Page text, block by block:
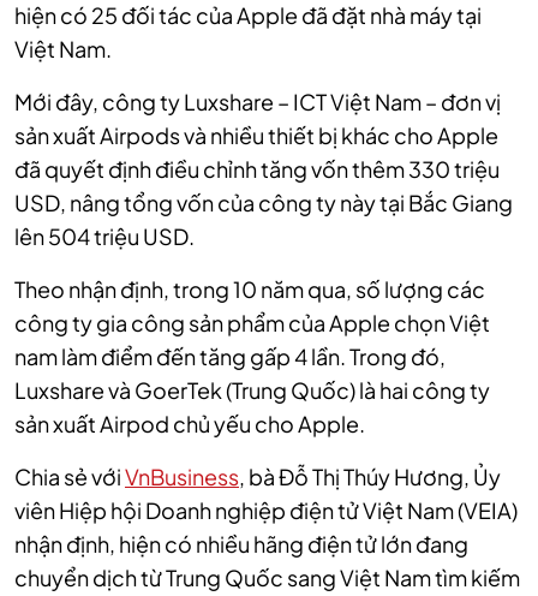
hiện có 25 đối tác của Apple đã đặt nhà máy tại
Việt Nam.
Mới đây, công ty Luxshare – ICT Việt Nam – đơn vị
sản xuất Airpods và nhiều thiết bị khác cho Apple
đã quyết định điều chỉnh tăng vốn thêm 330 triệu
USD, nâng tổng vốn của công ty này tại Bắc Giang
lên 504 triệu USD.
Theo nhận định, trong 10 năm qua, số lượng các
công ty gia công sản phẩm của Apple chọn Việt
nam làm điểm đến tăng gấp 4 lần. Trong đó,
Luxshare và GoerTek (Trung Quốc) là hai công ty
sản xuất Airpod chủ yếu cho Apple.
Chia sẻ vớiVnBusiness, bà Đỗ Thị Thúy Hương, Ủy
viên Hiệp hội Doanh nghiệp điện tử Việt Nam (VEIA)
nhận định, hiện có nhiều hãng điện tử lớn đang
chuyển dịch từ Trung Quốc sang Việt Nam tìm kiếm